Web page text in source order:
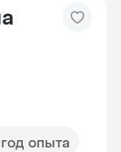
год опыта